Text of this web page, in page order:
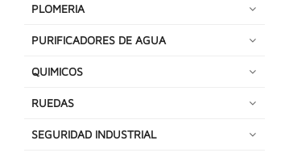
PLOMERIA
PURIFICADORES DE AGUA
QUIMICOS
RUEDAS
SEGURIDAD INDUSTRIAL